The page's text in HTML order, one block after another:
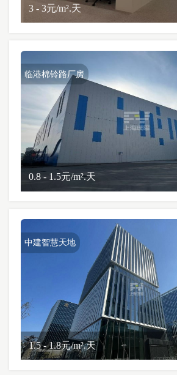
3 - 3元/m².天
临港棉铃路厂房
0.8 - 1.5元/m².天
中建智慧天地
1.5 - 1.8元/m².天